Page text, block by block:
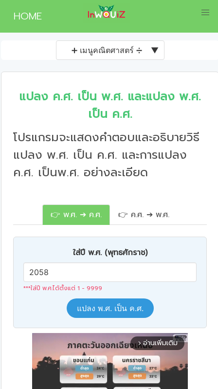
HOME
➕ เมนูคณิตศาสตร์ ➗ ▼
แปลง ค.ศ. เป็น พ.ศ. และแปลง พ.ศ.
เป็น ค.ศ.
โปรแกรมจะแสดงคำตอบและอธิบายวิธี
แปลง พ.ศ. เป็น ค.ศ. และการแปลง
ค.ศ. เป็นพ.ศ. อย่างละเอียด
👉 พ.ศ. ➔ ค.ศ. 👉 ค.ศ. ➔ พ.ศ.
ใส่ปี พ.ศ. (พุทธศักราช)
***ใส่ปี พ.ศ.ได้ตั้งแต่ 1 - 9999
แปลง พ.ศ. เป็น ค.ศ.
arrow_forward_ios อ่านเพิ่มเติม